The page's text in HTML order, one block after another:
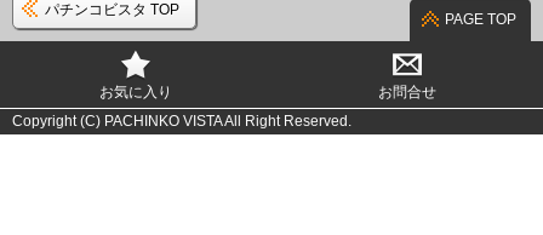
パチンコビスタ TOP
PAGE TOP
お気に入り
お問合せ
Copyright (C) PACHINKO VISTA All Right Reserved.